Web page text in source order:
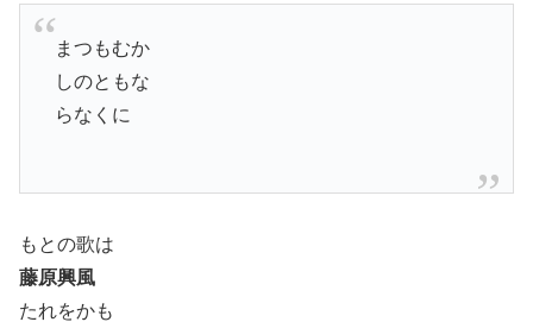
まつもむか
しのともな
らなくに
もとの歌は
藤原興風
たれをかも